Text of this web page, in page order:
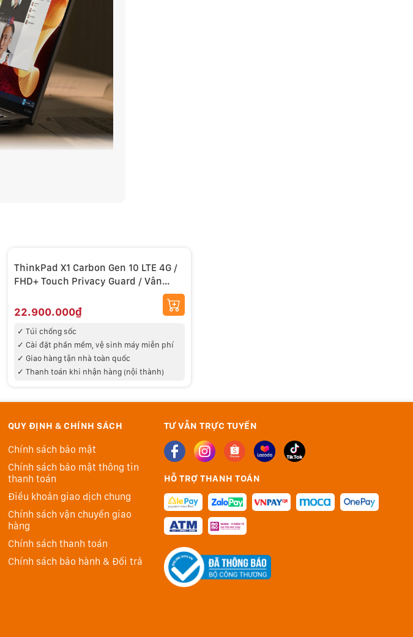
bán ở thời điểm hiện
cho biết máy sẽ được
bố mẫu chip này tại
giao mới có thể sản
dòng máy đầu
ThinkPad X1 Carbon Gen 10 LTE 4G /
FHD+ Touch Privacy Guard / Vân
Carbon Core I7 1270P 16GB 1TB LTE
4G
22.900.000₫
✓ Túi chống sốc
✓ Cài đặt phần mềm, vệ sinh máy miễn phí
✓ Giao hàng tận nhà toàn quốc
✓ Thanh toán khi nhận hàng (nội thành)
QUY ĐỊNH & CHÍNH SÁCH
Chính sách bảo mật
Chính sách bảo mật thông tin
thanh toán
Điều khoản giao dịch chung
Chính sách vận chuyển giao
hàng
Chính sách thanh toán
Chính sách bảo hành & Đổi trả
TƯ VẪN TRỰC TUYẾN
HỖ TRỢ THANH TOÁN